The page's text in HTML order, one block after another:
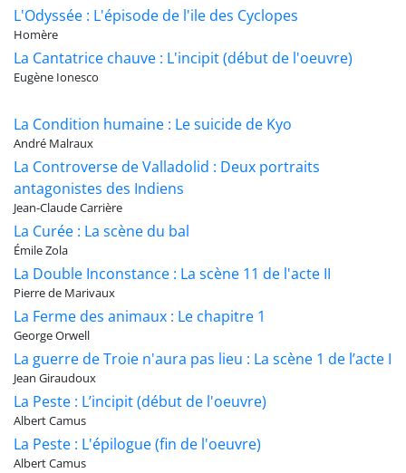
L'Odyssée : L'épisode de l'ile des Cyclopes
Homère
La Cantatrice chauve : L'incipit (début de l'oeuvre)
Eugène Ionesco
La Condition humaine : Le suicide de Kyo
André Malraux
La Controverse de Valladolid : Deux portraits
antagonistes des Indiens
Jean-Claude Carrière
La Curée : La scène du bal
Émile Zola
La Double Inconstance : La scène 11 de l'acte II
Pierre de Marivaux
La Ferme des animaux : Le chapitre 1
George Orwell
La guerre de Troie n'aura pas lieu : La scène 1 de l’acte I
Jean Giraudoux
La Peste : L’incipit (début de l'oeuvre)
Albert Camus
La Peste : L'épilogue (fin de l'oeuvre)
Albert Camus